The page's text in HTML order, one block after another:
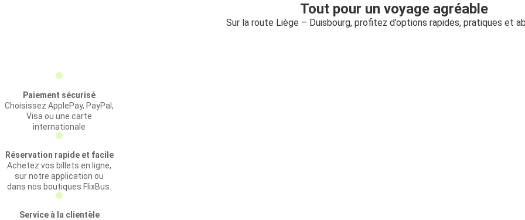
Tout pour un voyage agréable
Sur la route Liège – Duisbourg, profitez d’options rapides, pratiques et
Paiement sécurisé
Choisissez ApplePay, PayPal,
Visa ou une carte
internationale
Réservation rapide et facile
Achetez vos billets en ligne,
sur notre application ou
dans nos boutiques FlixBus.
Service à la clientèle